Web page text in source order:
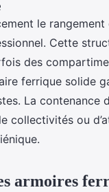
le
Cette
des
ferrique solide
La contenance
collectivités ou
armoires